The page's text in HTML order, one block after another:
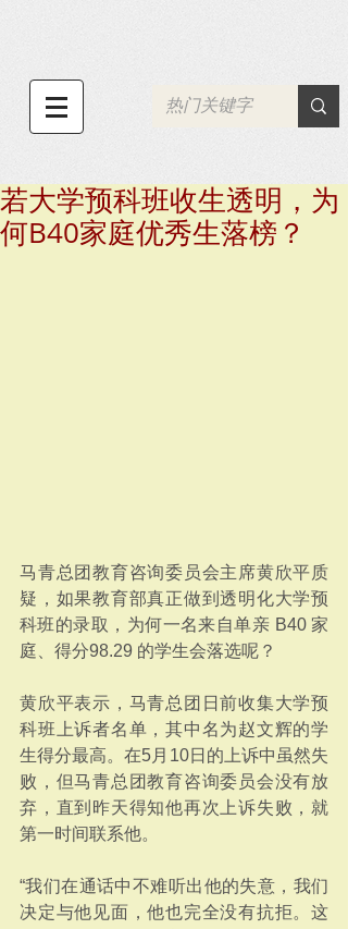
若大学预科班收生透明，为
何B40家庭优秀生落榜？
马青总团教育咨询委员会主席黄欣平质
疑，如果教育部真正做到透明化大学预
科班的录取，为何一名来自单亲 B40 家
庭、得分98.29 的学生会落选呢？
黄欣平表示，马青总团日前收集大学预
科班上诉者名单，其中名为赵文辉的学
生得分最高。在5月10日的上诉中虽然失
败，但马青总团教育咨询委员会没有放
弃，直到昨天得知他再次上诉失败，就
第一时间联系他。
“我们在通话中不难听出他的失意，我们
决定与他见面，他也完全没有抗拒。这